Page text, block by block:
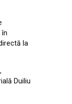
în
la
Duiliu